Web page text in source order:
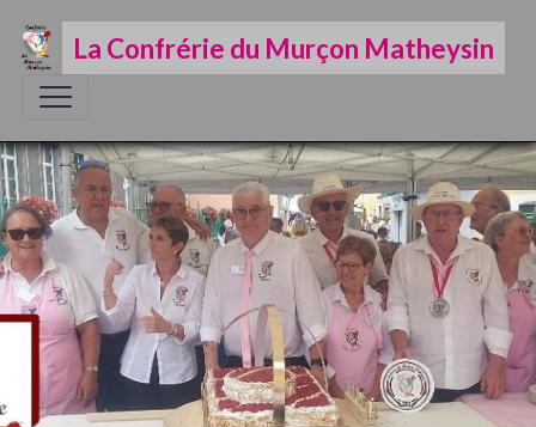
La Confrérie du Murçon Matheysin